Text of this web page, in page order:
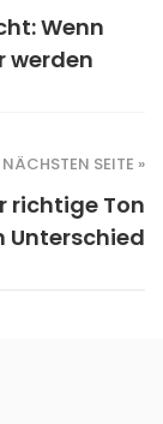
Wenn
werden
SEITE »
richtige Ton
Unterschied